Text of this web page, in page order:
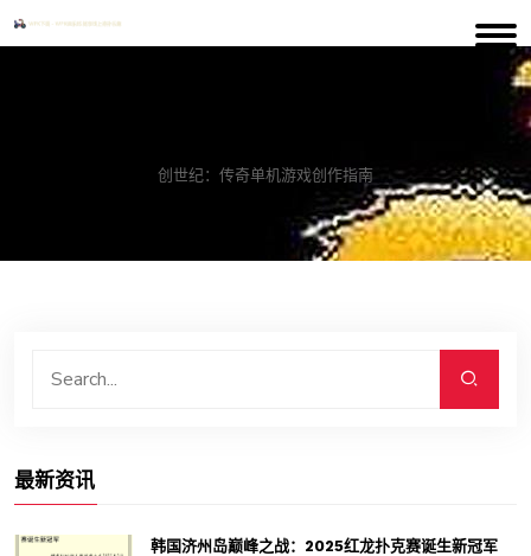
创世纪：传奇单机游戏创作指南
最新资讯
韩国济州岛巅峰之战：2025红龙扑克赛诞生新冠军